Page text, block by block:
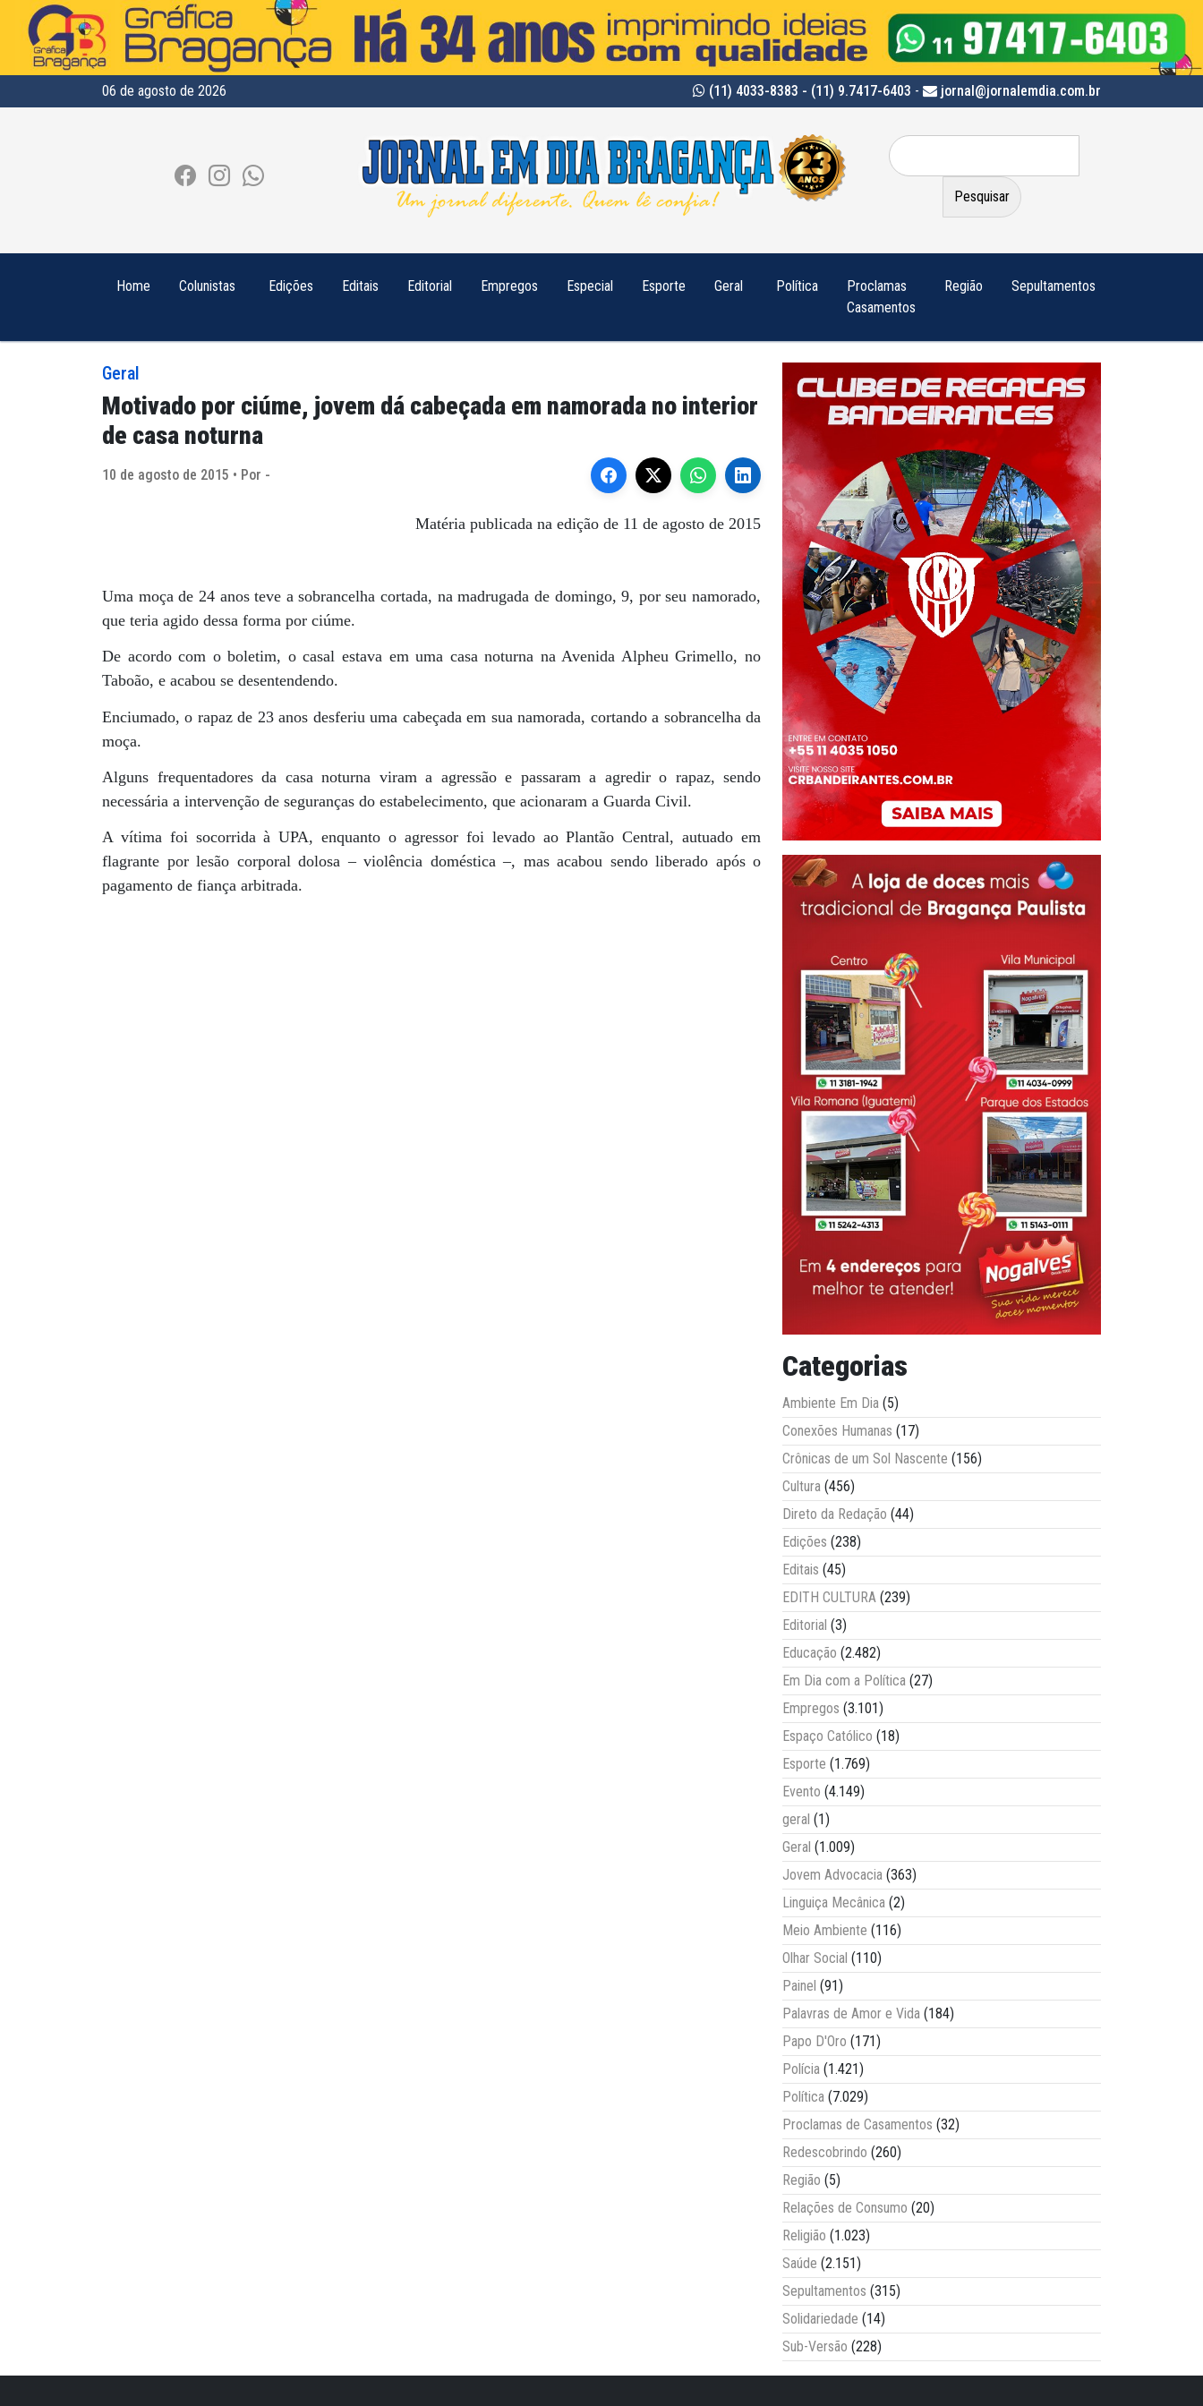
06 de agosto de 2026 (11) 4033-8383 - (11) 9.7417-6403 - jornal@jornalemdia.com.br
Pesquisar
por:
Home Colunistas Edições Editais Editorial Empregos Especial Esporte Geral Política
Proclamas
Casamentos
Região Sepultamentos
Geral
Motivado por ciúme, jovem dá cabeçada em namorada no interior
de casa noturna
10 de agosto de 2015 • Por -
Matéria publicada na edição de 11 de agosto de 2015
Uma moça de 24 anos teve a sobrancelha cortada, na madrugada de domingo, 9, por seu namorado,
que teria agido dessa forma por ciúme.
De acordo com o boletim, o casal estava em uma casa noturna na Avenida Alpheu Grimello, no
Taboão, e acabou se desentendendo.
Enciumado, o rapaz de 23 anos desferiu uma cabeçada em sua namorada, cortando a sobrancelha da
moça.
Alguns frequentadores da casa noturna viram a agressão e passaram a agredir o rapaz, sendo
necessária a intervenção de seguranças do estabelecimento, que acionaram a Guarda Civil.
A vítima foi socorrida à UPA, enquanto o agressor foi levado ao Plantão Central, autuado em
flagrante por lesão corporal dolosa – violência doméstica –, mas acabou sendo liberado após o
pagamento de fiança arbitrada.
Categorias
Ambiente Em Dia (5)
Conexões Humanas (17)
Crônicas de um Sol Nascente (156)
Cultura (456)
Direto da Redação (44)
Edições (238)
Editais (45)
EDITH CULTURA (239)
Editorial (3)
Educação (2.482)
Em Dia com a Política (27)
Empregos (3.101)
Espaço Católico (18)
Esporte (1.769)
Evento (4.149)
geral (1)
Geral (1.009)
Jovem Advocacia (363)
Linguiça Mecânica (2)
Meio Ambiente (116)
Olhar Social (110)
Painel (91)
Palavras de Amor e Vida (184)
Papo D'Oro (171)
Polícia (1.421)
Política (7.029)
Proclamas de Casamentos (32)
Redescobrindo (260)
Região (5)
Relações de Consumo (20)
Religião (1.023)
Saúde (2.151)
Sepultamentos (315)
Solidariedade (14)
Sub-Versão (228)